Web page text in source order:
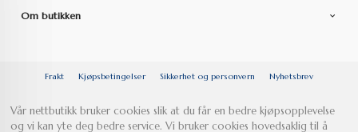
Om butikken
Frakt Kjøpsbetingelser Sikkerhet og personvern Nyhetsbrev
Vår nettbutikk bruker cookies slik at du får en bedre kjøpsopplevelse
og vi kan yte deg bedre service. Vi bruker cookies hovedsaklig til å